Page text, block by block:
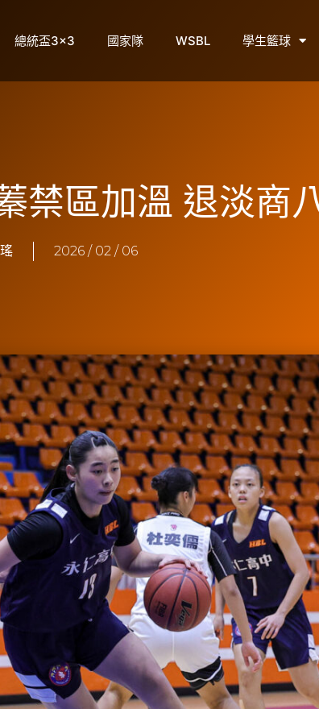
總統盃3×3 國家隊 WSBL 學生籃球
禁區加溫 退淡商
2026 / 02 / 06